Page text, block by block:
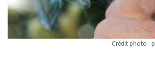
Crédit photo :